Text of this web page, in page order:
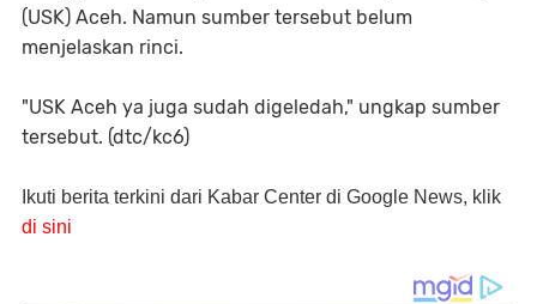
(USK) Aceh. Namun sumber tersebut belum
menjelaskan rinci.
"USK Aceh ya juga sudah digeledah," ungkap sumber
tersebut. (dtc/kc6)
Ikuti berita terkini dari Kabar Center di Google News, klik
di sini